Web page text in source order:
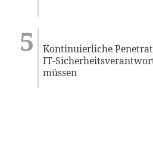
Kontinuierliche
IT-
müssen